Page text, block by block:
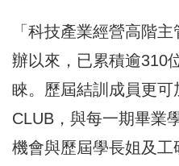
「科技產業經營高階
辦以來，已累積逾310
睞。歷屆結訓成員更
CLUB，與每一期畢業
機會與歷屆學長姐及